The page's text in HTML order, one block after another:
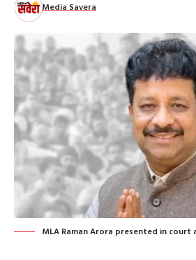
Media Savera
MLA Raman Arora presented in court